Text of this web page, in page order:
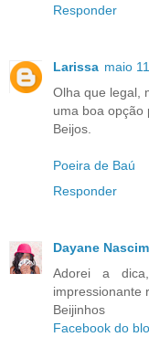
Responder
Larissa maio
Olha que legal,
uma boa opção
Beijos.
Poeira de Baú
Responder
Dayane
Adorei a
impressionante
Beijinhos
Facebook do